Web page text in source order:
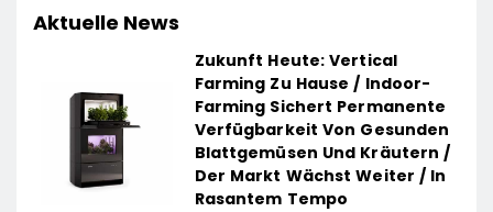
Aktuelle News
Zukunft Heute: Vertical
Farming Zu Hause / Indoor-
Farming Sichert Permanente
Verfügbarkeit Von Gesunden
Blattgemüsen Und Kräutern /
Der Markt Wächst Weiter / In
Rasantem Tempo